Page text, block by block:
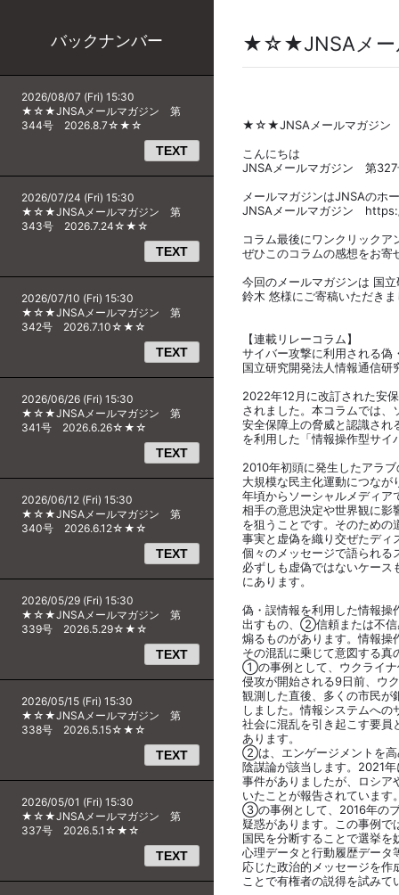
バックナンバー
2026/08/07 (Fri) 15:30
★☆★JNSAメールマガジン 第
344号 2026.8.7☆★☆
TEXT
2026/07/24 (Fri) 15:30
★☆★JNSAメールマガジン 第
343号 2026.7.24☆★☆
TEXT
2026/07/10 (Fri) 15:30
★☆★JNSAメールマガジン 第
342号 2026.7.10☆★☆
TEXT
2026/06/26 (Fri) 15:30
★☆★JNSAメールマガジン 第
341号 2026.6.26☆★☆
TEXT
2026/06/12 (Fri) 15:30
★☆★JNSAメールマガジン 第
340号 2026.6.12☆★☆
TEXT
2026/05/29 (Fri) 15:30
★☆★JNSAメールマガジン 第
339号 2026.5.29☆★☆
TEXT
2026/05/15 (Fri) 15:30
★☆★JNSAメールマガジン 第
338号 2026.5.15☆★☆
TEXT
2026/05/01 (Fri) 15:30
★☆★JNSAメールマガジン 第
337号 2026.5.1☆★☆
TEXT
★☆★JNSAメー
★☆★JNSAメールマガジ
こんにちは
JNSAメールマガジン 第
メールマガジンはJNSAのホ
JNSAメールマガジン
コラム最後にワンクリックア
ぜひこのコラムの感想をお寄
今回のメールマガジンは 国
鈴木 悠様にご寄稿いただき
【連載リレーコラム】
サイバー攻撃に利用される偽
国立研究開発法人情報通信
2022年12月に改訂された安
されました。本コラムでは
安全保障上の脅威と認識され
を利用した「情報操作型サイ
2010年初頭に発生したアラ
大規模な民主化運動につな
年頃からソーシャルメディア
相手の意思決定や世界観に影
を狙うことです。そのため
事実と虚偽を織り交ぜたディ
個々のメッセージで語られる
必ずしも虚偽ではないケー
にあります。
偽・誤情報を利用した情報
出すもの、②信頼または不
煽るものがあります。情報操
その混乱に乗じて意図する
①の事例として、ウクライナ
侵攻が開始される9日前、ウ
観測した直後、多くの市民が
しました。情報システムへ
社会に混乱を引き起こす要員
あります。
②は、エンゲージメントを高
陰謀論が該当します。2021
事件がありましたが、ロシ
いたことが報告されています
③の事例として、2016年の
疑惑があります。この事例
国民を分断することで選挙
心理データと行動履歴データ
応じた政治的メッセージを
ことで有権者の説得を試みて